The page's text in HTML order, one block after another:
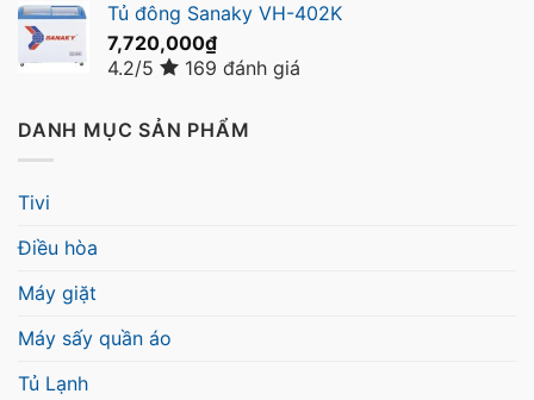
Tủ đông Sanaky VH-402K
7,720,000₫
4.2/5
169 đánh giá
DANH MỤC SẢN PHẨM
Tivi
Điều hòa
Máy giặt
Máy sấy quần áo
Tủ Lạnh